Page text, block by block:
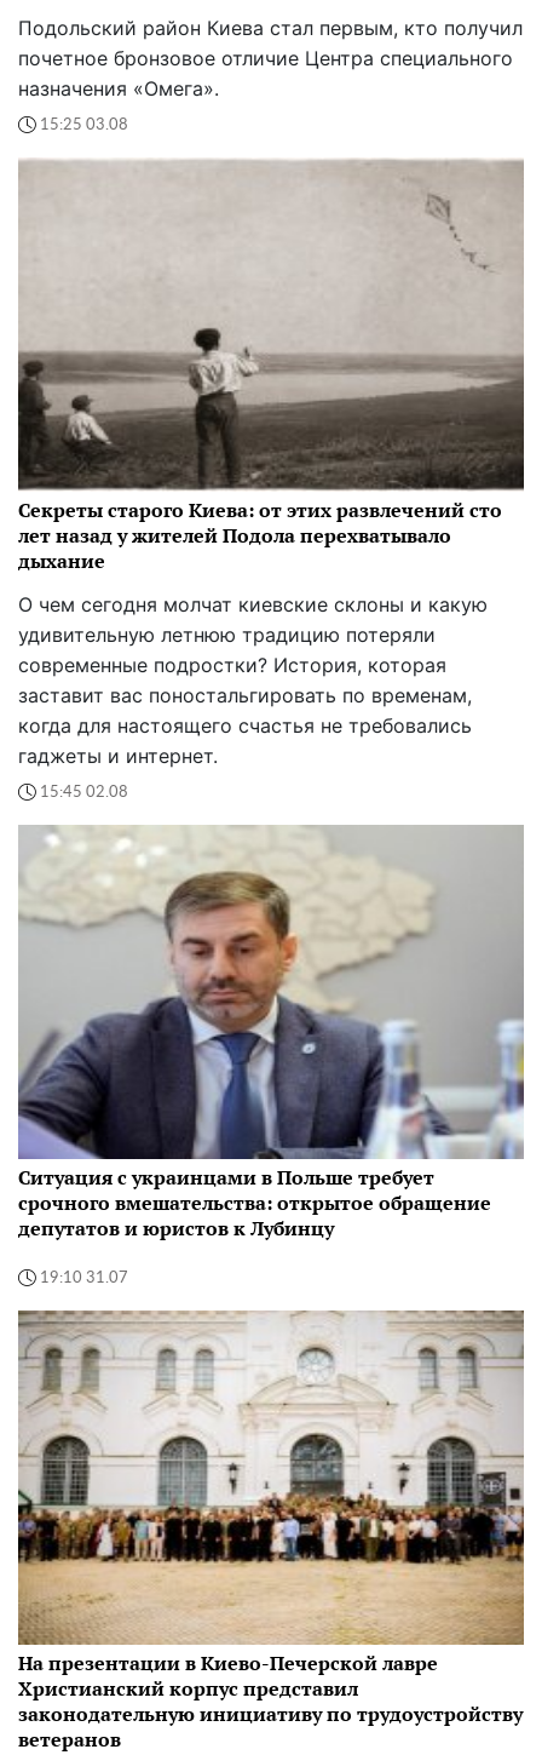
Подольский район Киева стал первым, кто получил
почетное бронзовое отличие Центра специального
назначения «Омега».
15:25 03.08
Секреты старого Киева: от этих развлечений сто
лет назад у жителей Подола перехватывало
дыхание
О чем сегодня молчат киевские склоны и какую
удивительную летнюю традицию потеряли
современные подростки? История, которая
заставит вас поностальгировать по временам,
когда для настоящего счастья не требовались
гаджеты и интернет.
15:45 02.08
Ситуация с украинцами в Польше требует
срочного вмешательства: открытое обращение
депутатов и юристов к Лубинцу
19:10 31.07
На презентации в Киево-Печерской лавре
Христианский корпус представил
законодательную инициативу по трудоустройству
ветеранов